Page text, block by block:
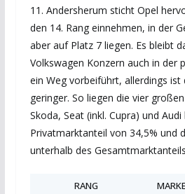
11. Andersherum sticht Opel
den 14. Rang einnehmen, in der
aber auf Platz 7 liegen. Es bleibt
Volkswagen Konzern auch in der
ein Weg vorbeiführt, allerdings
geringer. So liegen die vier
Skoda, Seat (inkl. Cupra) und
Privatmarktanteil von 34,5% und
unterhalb des
RANG
MARKE